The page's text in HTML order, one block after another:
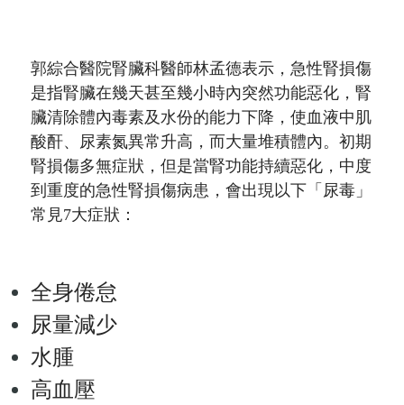
郭綜合醫院腎臟科醫師林孟德表示，急性腎損傷
是指腎臟在幾天甚至幾小時內突然功能惡化，腎
臟清除體內毒素及水份的能力下降，使血液中肌
酸酐、尿素氮異常升高，而大量堆積體內。初期
腎損傷多無症狀，但是當腎功能持續惡化，中度
到重度的急性腎損傷病患，會出現以下「尿毒」
常見7大症狀：
全身倦怠
尿量減少
水腫
高血壓